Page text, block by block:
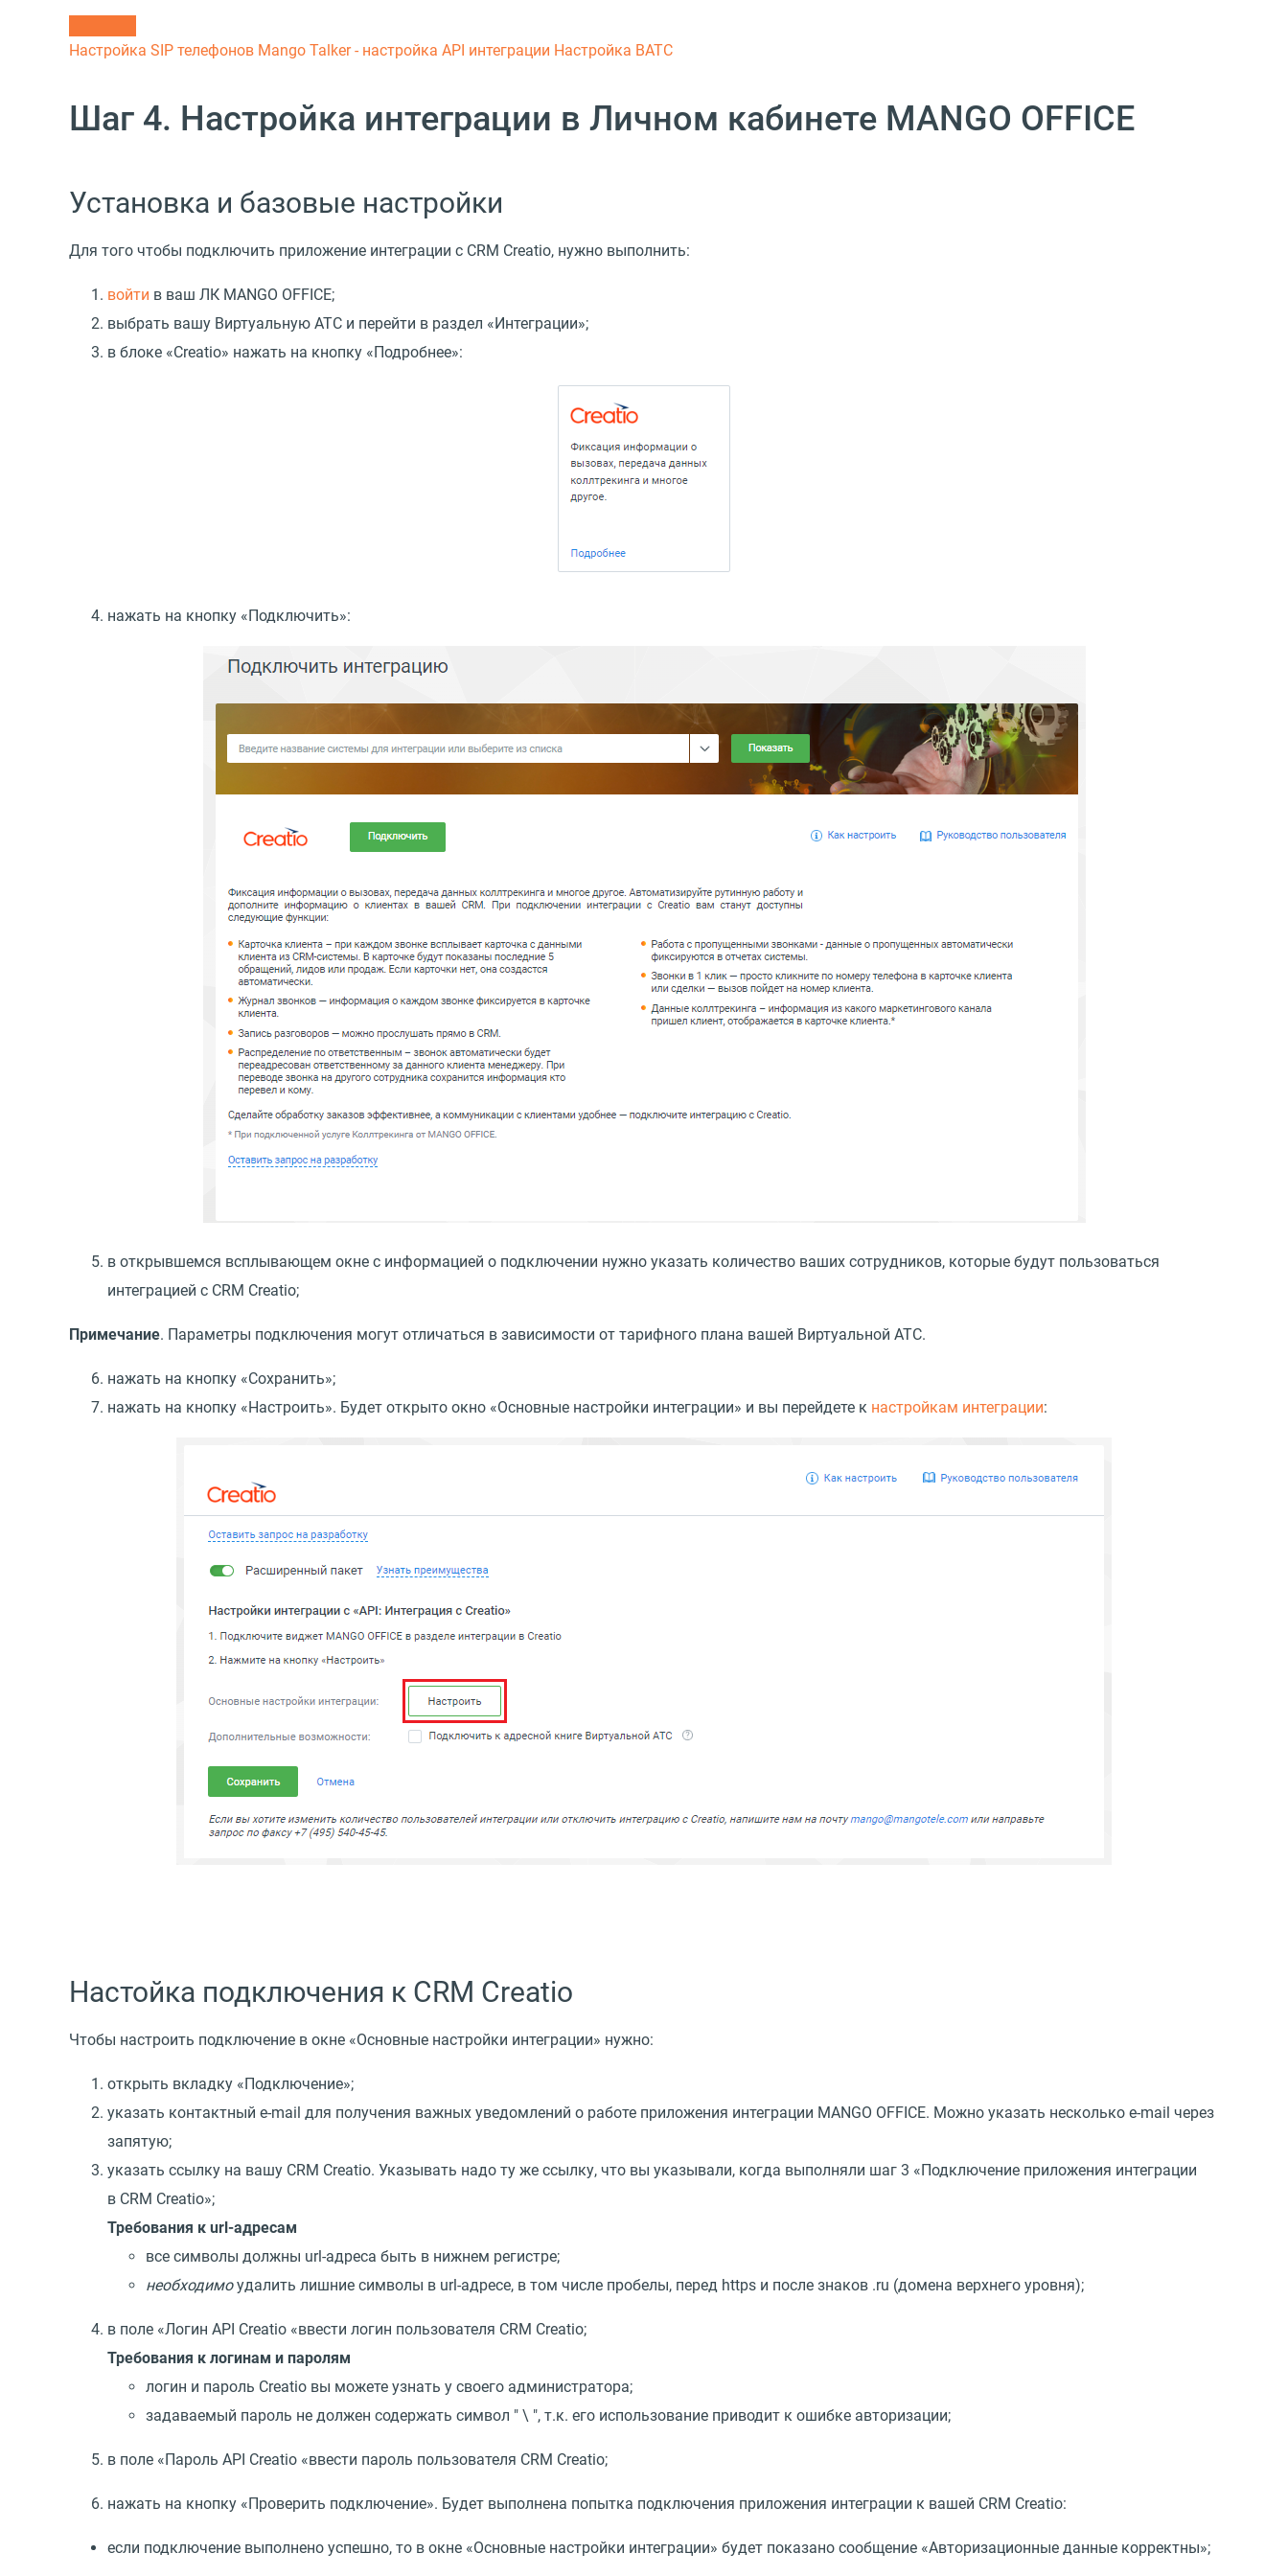
Настройка SIP телефонов Mango Talker - настройка API интеграции Настройка ВАТС
Шаг 4. Настройка интеграции в Личном кабинете MANGO OFFICE
Установка и базовые настройки
Для того чтобы подключить приложение интеграции с CRM Creatio, нужно выполнить:
войти в ваш ЛК MANGO OFFICE;
выбрать вашу Виртуальную АТС и перейти в раздел «Интеграции»;
в блоке «Creatio» нажать на кнопку «Подробнее»:
нажать на кнопку «Подключить»:
в открывшемся всплывающем окне с информацией о подключении нужно указать количество ваших сотрудников, которые будут пользоваться
интеграцией с CRM Creatio;
Примечание. Параметры подключения могут отличаться в зависимости от тарифного плана вашей Виртуальной АТС.
нажать на кнопку «Сохранить»;
нажать на кнопку «Настроить». Будет открыто окно «Основные настройки интеграции» и вы перейдете к настройкам интеграции:
Настойка подключения к CRM Creatio
Чтобы настроить подключение в окне «Основные настройки интеграции» нужно:
открыть вкладку «Подключение»;
указать контактный e-mail для получения важных уведомлений о работе приложения интеграции MANGO OFFICE. Можно указать несколько e-mail через
запятую;
указать ссылку на вашу CRM Creatio. Указывать надо ту же ссылку, что вы указывали, когда выполняли шаг 3 «Подключение приложения интеграции
в CRM Creatio»;
Требования к url-адресам
все символы должны url-адреса быть в нижнем регистре;
необходимоудалить лишние символы в url-адресе, в том числе пробелы, перед https и после знаков .ru (домена верхнего уровня);
в поле «Логин API Creatio «ввести логин пользователя CRM Creatio;
Требования к логинам и паролям
логин и пароль Creatio вы можете узнать у своего администратора;
задаваемый пароль не должен содержать символ " \ ", т.к. его использование приводит к ошибке авторизации;
в поле «Пароль API Creatio «ввести пароль пользователя CRM Creatio;
нажать на кнопку «Проверить подключение». Будет выполнена попытка подключения приложения интеграции к вашей CRM Creatio:
если подключение выполнено успешно, то в окне «Основные настройки интеграции» будет показано сообщение «Авторизационные данные корректны»;